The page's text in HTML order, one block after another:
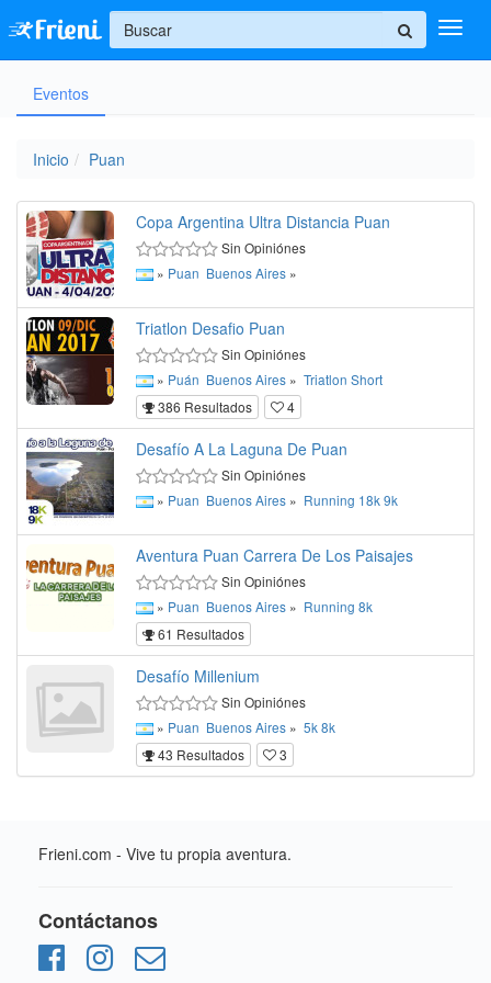
Ingresar
+
Eventos
Inicio Puan
Copa Argentina Ultra Distancia Puan
Sin Opiniónes
» Puan Buenos Aires »
Triatlon Desafio Puan
Sin Opiniónes
» Puán Buenos Aires » Triatlon Short
386 Resultados
4
Desafío A La Laguna De Puan
Sin Opiniónes
» Puan Buenos Aires » Running 18k9k
Aventura Puan Carrera De Los Paisajes
Sin Opiniónes
» Puan Buenos Aires » Running 8k
61 Resultados
Desafío Millenium
Sin Opiniónes
» Puan Buenos Aires » 5k8k
43 Resultados
3
Frieni.com - Vive tu propia aventura.
Contáctanos